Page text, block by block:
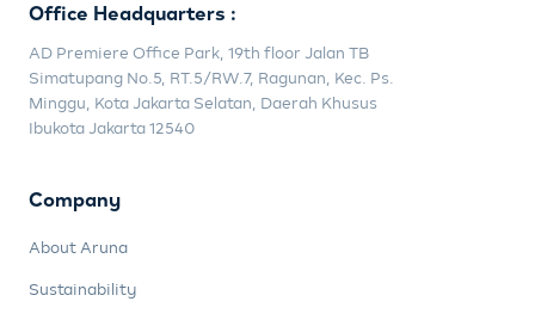
Office Headquarters :
AD Premiere Office Park, 19th floor Jalan TB
Simatupang No.5, RT.5/RW.7, Ragunan, Kec. Ps.
Minggu, Kota Jakarta Selatan, Daerah Khusus
Ibukota Jakarta 12540
Company
About Aruna
Sustainability